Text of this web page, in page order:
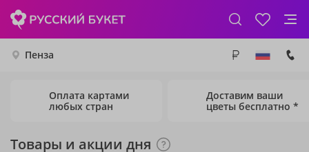
Пенза
Оплата картами
любых стран
Доставим ваши
цветы бесплатно *
Товары и акции дня